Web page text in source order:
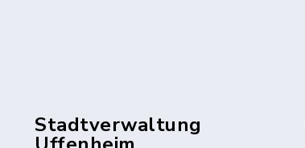
Stadtverwaltung